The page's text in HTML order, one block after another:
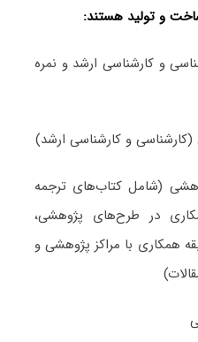
و تولید هستند:
و کارشناسی ارشد و نمره
و کارشناسی ارشد)
(شامل کتاب‌های ترجمه­‌
در طرح‌های پژوهشی،
همکاری با مراکز پژوهشی و